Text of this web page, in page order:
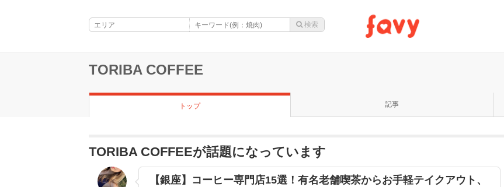
TORIBA COFFEE
トップ 記事
TORIBA COFFEEが話題になっています
【銀座】コーヒー専門店15選！有名老舗喫茶からお手軽テイクアウト、